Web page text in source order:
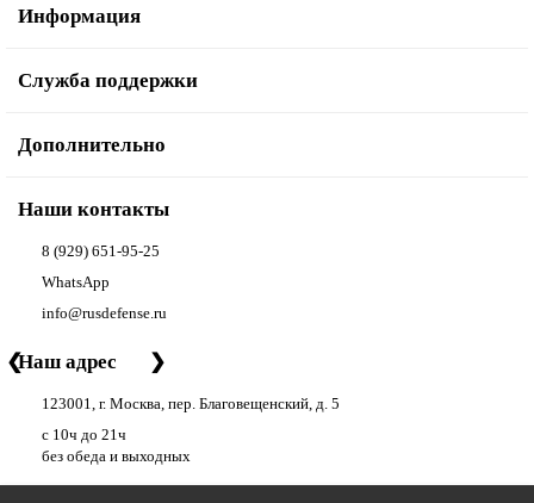
Информация
Служба поддержки
Дополнительно
Наши контакты
8 (929) 651-95-25
WhatsApp
info@rusdefense.ru
❮Наш адрес ❯
123001, г. Москва, пер. Благовещенский, д. 5
с 10ч до 21ч
без обеда и выходных